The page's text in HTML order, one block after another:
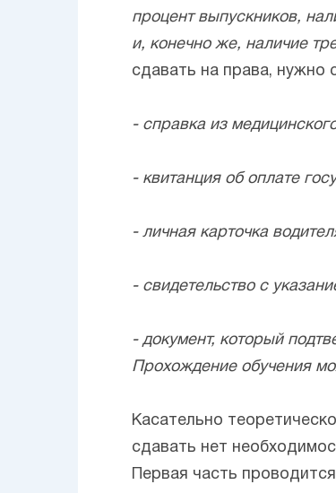
процент выпускников,
и, конечно же, наличие
сдавать на права, нужно
- справка из
- квитанция об оплате
- личная карточка
- свидетельство с
- документ, который
Прохождение обучения
Касательно
сдавать нет
Первая часть